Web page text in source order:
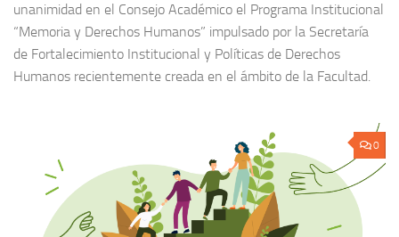
unanimidad en el Consejo Académico el Programa Institucional
“Memoria y Derechos Humanos” impulsado por la Secretaría
de Fortalecimiento Institucional y Políticas de Derechos
Humanos recientemente creada en el ámbito de la Facultad.
0